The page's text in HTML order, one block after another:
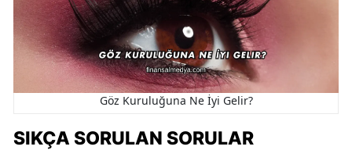
Göz Kuruluğuna Ne İyi Gelir?
SIKÇA SORULAN SORULAR